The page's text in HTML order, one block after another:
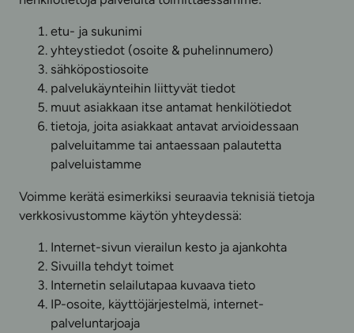
etu- ja sukunimi
yhteystiedot (osoite & puhelinnumero)
sähköpostiosoite
palvelukäynteihin liittyvät tiedot
muut asiakkaan itse antamat henkilötiedot
tietoja, joita asiakkaat antavat arvioidessaan
palveluitamme tai antaessaan palautetta
palveluistamme
Voimme kerätä esimerkiksi seuraavia teknisiä tietoja
verkkosivustomme käytön yhteydessä:
Internet-sivun vierailun kesto ja ajankohta
Sivuilla tehdyt toimet
Internetin selailutapaa kuvaava tieto
IP-osoite, käyttöjärjestelmä, internet-
palveluntarjoaja